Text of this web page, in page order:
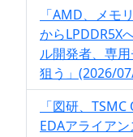
「AMD、メモ
からLPDDR5X
ル開発者、専
狙う」(2026/
「図研、
EDAアライア